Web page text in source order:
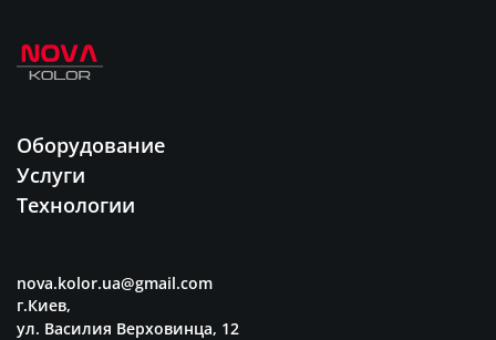
Оборудование
Услуги
Технологии
nova.kolor.ua@gmail.com
г.Киев,
ул. Василия Верховинца, 12